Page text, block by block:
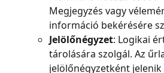
Megjegyzés vagy
információ bekérésére
Jelölőnégyzet: Logikai
tárolására szolgál. Az
jelölőnégyzetként jelenik